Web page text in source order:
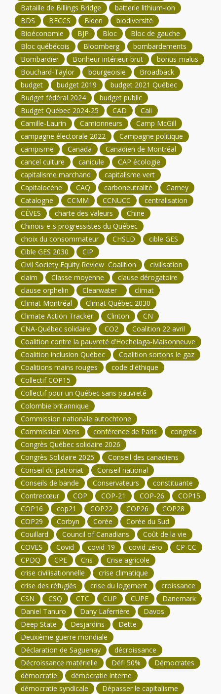
Bataille de Billings Bridge
batterie lithium-ion
BDS
BECCS Biden
biodiversité
Bioéconomie
BJP Bloc
Bloc de gauche
Bloc québécois
Bloomberg
bombardements
Bombardier
Bonheur intérieur brut
bonus-malus
Bouchard-Taylor
bourgeoisie
Broadback
budget
budget 2019
budget 2021 Québec
Budget fédéral 2024
budget public
Budget Québec 2024-25
CAD
Cali
Camille-Laurin
Camionneurs
Camp McGill
campagne électorale 2022
Campagne politique
campisme
Canada
Canadien de Montréal
cancel culture
canicule
CAP écologie
capitalisme marchand
capitalisme vert
Capitalocène
CAQ carboneutralité
Carney
Catalogne
CCMM CCNUCC
centralisation
CÉVES
charte des valeurs
Chine
Chinois-e-s progressistes du Québec
choix du consommateur
CHSLD
cible GES
Cible GES 2030
CIP
Civil Society Equity Review Coalition
civilisation
claim
Classe moyenne
clause dérogatoire
clause orphelin
Clearwater
climat
Climat Montréal
Climat Québec 2030
Climate Action Tracker
Clinton
CN
CNA-Québec solidaire
CO2
Coalition 22 avril
Coalition contre la pauvreté d’Hochelaga-Maisonneuve
Coalition inclusion Québec
Coalition sortons le gaz
Coalitions mains rouges
code d'éthique
Collectif COP15
Collectif pour un Québec sans pauvreté
Colombie britannique
Commission nationale autochtone
Commission Viens
conférence de Paris
congrès
Congrès Québec solidaire 2026
Congrès Solidaire 2025
Conseil des canadiens
Conseil du patronat
Conseil national
Conseils de bande
Conservateurs
constituante
Contrecœur
COP COP-21 COP-26
COP15
COP16
cop21 COP22 COP26
COP28
COP29
Corbyn Corée
Corée du Sud
Couillard
Council of Canadians
Coût de la vie
COVES
Covid covid-19 covid-zéro
CP-CC
CPDQ
CPE Cris
Crise agricole
crise civilisationnelle
crise climatique
crise des réfugiés
crise du logement
croissance
CSN
CSQ CTC CUP CUPE
Danemark
Daniel Tanuro
Dany Laferrière
Davos
Deep State
Desjardins
Dette
Deuxième guerre mondiale
Déclaration de Saguenay
décroissance
Décroissance matérielle
Défi 50%
Démocrates
démocratie
démocratie interne
démocratie syndicale
Dépasser le capitalisme